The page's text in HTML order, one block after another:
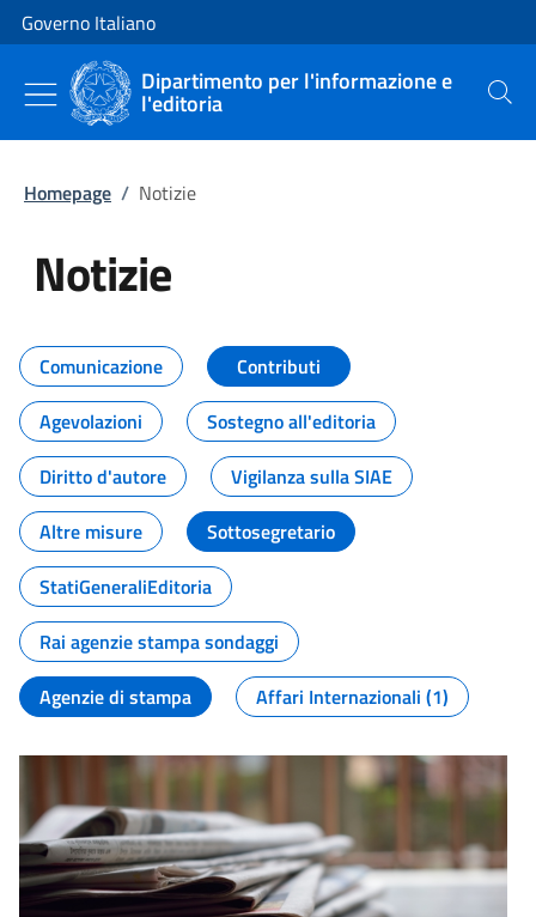
Vai al contenuto
Vai alla navigazione del sito
Governo Italiano
Dipartimento per l'informazione e
l'editoria Cerca
Homepage / Notizie
Notizie
Tutti i contenuti della pagina
Comunicazione
Contributi
Agevolazioni
Sostegno all'editoria
Diritto d'autore
Vigilanza sulla SIAE
Altre misure
Sottosegretario
StatiGeneraliEditoria
Rai agenzie stampa sondaggi
Agenzie di stampa
Affari Internazionali (1)